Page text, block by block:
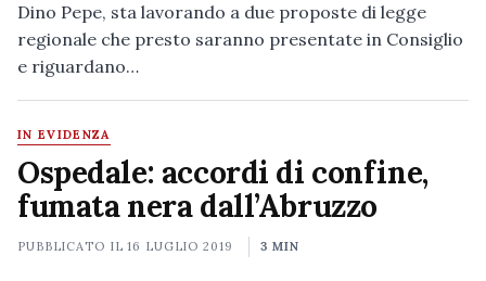
Dino Pepe, sta lavorando a due proposte di legge
regionale che presto saranno presentate in Consiglio
e riguardano…
IN EVIDENZA
Ospedale: accordi di confine,
fumata nera dall’Abruzzo
PUBBLICATO IL16 LUGLIO 2019 3 MIN